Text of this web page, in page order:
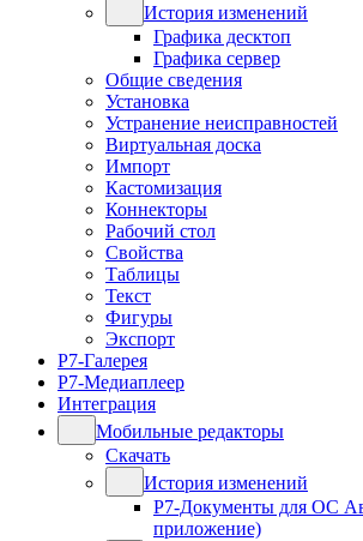
История изменений
Графика десктоп
Графика сервер
Общие сведения
Установка
Устранение неисправностей
Виртуальная доска
Импорт
Кастомизация
Коннекторы
Рабочий стол
Свойства
Таблицы
Текст
Фигуры
Экспорт
Р7-Галерея
Р7-Медиаплеер
Интеграция
Мобильные редакторы
Скачать
История изменений
Р7-Документы для ОС
приложение)